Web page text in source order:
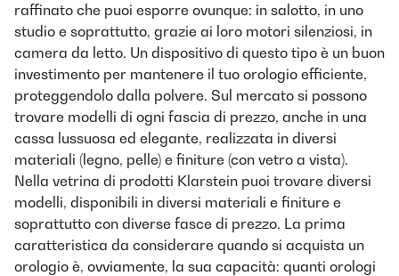
raffinato che puoi esporre ovunque: in salotto, in uno
studio e soprattutto, grazie ai loro motori silenziosi, in
camera da letto. Un dispositivo di questo tipo è un buon
investimento per mantenere il tuo orologio efficiente,
proteggendolo dalla polvere. Sul mercato si possono
trovare modelli di ogni fascia di prezzo, anche in una
cassa lussuosa ed elegante, realizzata in diversi
materiali (legno, pelle) e finiture (con vetro a vista).
Nella vetrina di prodotti Klarstein puoi trovare diversi
modelli, disponibili in diversi materiali e finiture e
soprattutto con diverse fasce di prezzo. La prima
caratteristica da considerare quando si acquista un
orologio è, ovviamente, la sua capacità: quanti orologi